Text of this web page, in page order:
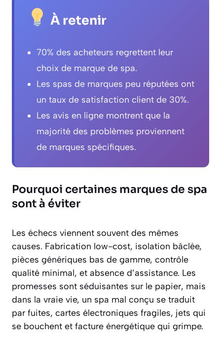
À retenir
70% des acheteurs regrettent leur
choix de marque de spa.
Les spas de marques peu réputées ont
un taux de satisfaction client de 30%.
Les avis en ligne montrent que la
majorité des problèmes proviennent
de marques spécifiques.
Pourquoi certaines marques de spa
sont à éviter
Les échecs viennent souvent des mêmes
causes. Fabrication low-cost, isolation bâclée,
pièces génériques bas de gamme, contrôle
qualité minimal, et absence d’assistance. Les
promesses sont séduisantes sur le papier, mais
dans la vraie vie, un spa mal conçu se traduit
par fuites, cartes électroniques fragiles, jets qui
se bouchent et facture énergétique qui grimpe.